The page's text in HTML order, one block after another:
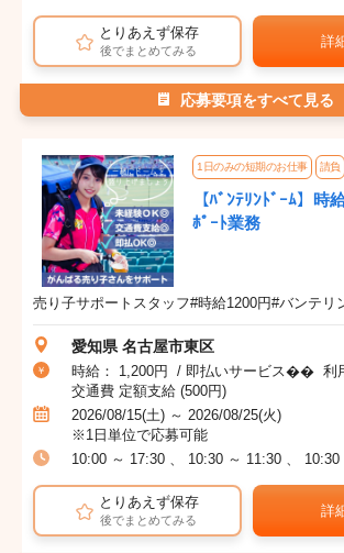
とりあえず保存
後でまとめてみる
詳
応募要項をすべて見る
1日のみの短期のお仕事 請負
【ﾊﾞﾝﾃﾘﾝﾄﾞｰﾑ】時
ﾎﾟｰﾄ業務
売り子サポートスタッフ#時給1200円#バンテリ
愛知県 名古屋市東区
時給： 1,200円 / 即払いサービス�� 利
交通費 定額支給 (500円)
2026/08/15(土) ～ 2026/08/25(火)
※1日単位で応募可能
10:00 ～ 17:30 、 10:30 ～ 11:30 、
とりあえず保存
後でまとめてみる
詳